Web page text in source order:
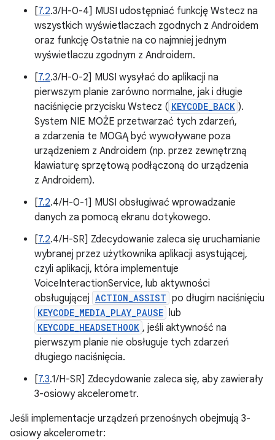
[7.2.3/H-0-4] MUSI udostępniać funkcję Wstecz na
wszystkich wyświetlaczach zgodnych z Androidem
oraz funkcję Ostatnie na co najmniej jednym
wyświetlaczu zgodnym z Androidem.
[7.2.3/H-0-2] MUSI wysyłać do aplikacji na
pierwszym planie zarówno normalne, jak i długie
naciśnięcie przycisku Wstecz ( KEYCODE_BACK ).
System NIE MOŻE przetwarzać tych zdarzeń,
a zdarzenia te MOGĄ być wywoływane poza
urządzeniem z Androidem (np. przez zewnętrzną
klawiaturę sprzętową podłączoną do urządzenia
z Androidem).
[7.2.4/H-0-1] MUSI obsługiwać wprowadzanie
danych za pomocą ekranu dotykowego.
[7.2.4/H-SR] Zdecydowanie zaleca się uruchamianie
wybranej przez użytkownika aplikacji asystującej,
czyli aplikacji, która implementuje
VoiceInteractionService, lub aktywności
obsługującej ACTION_ASSIST po długim naciśnięciu
KEYCODE_MEDIA_PLAY_PAUSE lub
KEYCODE_HEADSETHOOK , jeśli aktywność na
pierwszym planie nie obsługuje tych zdarzeń
długiego naciśnięcia.
[7.3.1/H-SR] Zdecydowanie zaleca się, aby zawierały
3-osiowy akcelerometr.
Jeśli implementacje urządzeń przenośnych obejmują 3-
osiowy akcelerometr: